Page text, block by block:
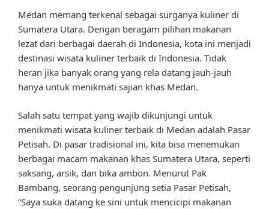
Medan memang terkenal sebagai surganya kuliner di
Sumatera Utara. Dengan beragam pilihan makanan
lezat dari berbagai daerah di Indonesia, kota ini menjadi
destinasi wisata kuliner terbaik di Indonesia. Tidak
heran jika banyak orang yang rela datang jauh-jauh
hanya untuk menikmati sajian khas Medan.
Salah satu tempat yang wajib dikunjungi untuk
menikmati wisata kuliner terbaik di Medan adalah Pasar
Petisah. Di pasar tradisional ini, kita bisa menemukan
berbagai macam makanan khas Sumatera Utara, seperti
saksang, arsik, dan bika ambon. Menurut Pak
Bambang, seorang pengunjung setia Pasar Petisah,
“Saya suka datang ke sini untuk mencicipi makanan